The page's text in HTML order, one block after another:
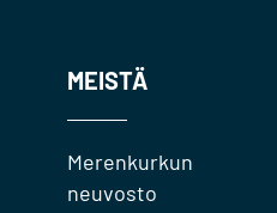
MEISTÄ
Merenkurkun
neuvosto